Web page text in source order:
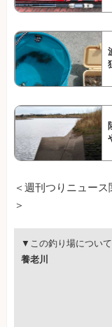
＜週刊つりニュー
＞
▼この釣り場について
養老川